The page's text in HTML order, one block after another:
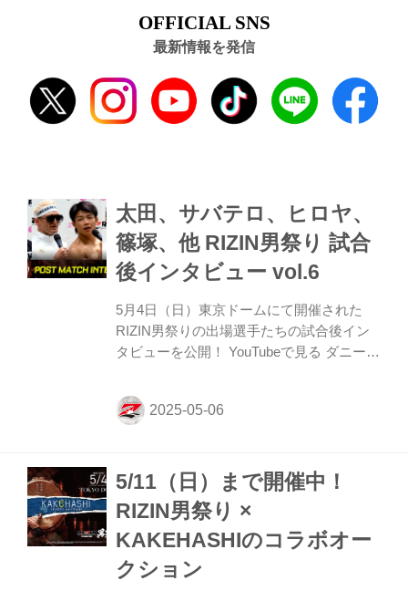
OFFICIAL SNS
最新情報を発信
太田、サバテロ、ヒロヤ、
篠塚、他 RIZIN男祭り 試合
後インタビュー vol.6
5月4日（日）東京ドームにて開催された
RIZIN男祭りの出場選手たちの試合後イン
タビューを公開！ YouTubeで見る ダニー・
け」 ーー試合後の率直な感想をお聞かせい
ただけますか。 サバテロ 世界のテッペン
感覚は、他の何にも代えられない。しかも
エキサイティングな試合内容で勝つのを見
せられたのではないかと思ってるし、それ
こそが俺がここに来た目的だ。俺が契約し
たこの団体RIZINは、本当に最高のプロモ
ーションで、ものすごくエキサイティング
5/11（日）まで開催中！
RIZIN男祭り ×
KAKEHASHIのコラボオー
クション